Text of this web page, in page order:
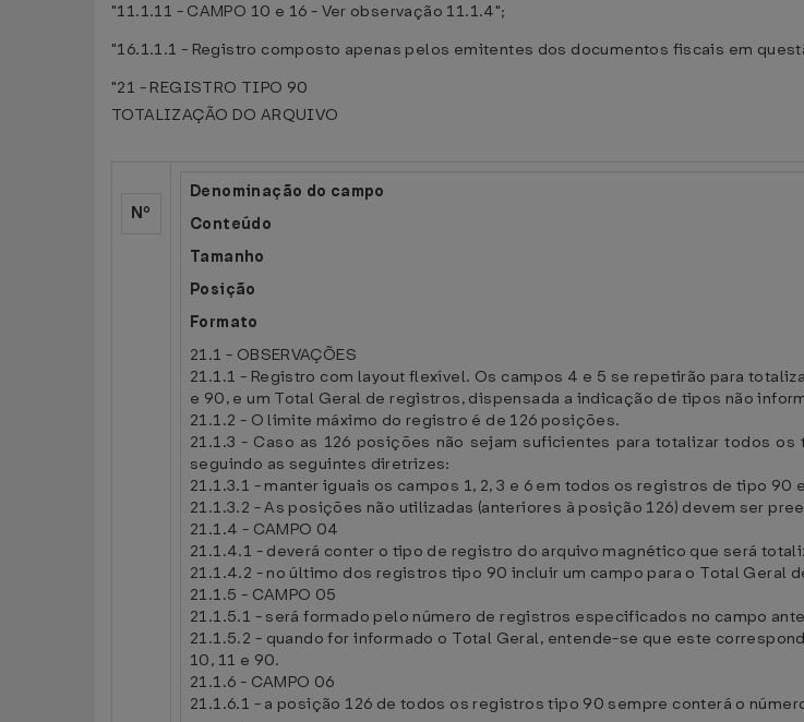
"11.1.11 - CAMPO 10 e 16 - Ver observação 11.1.4";
"16.1.1.1 - Registro composto apenas pelos emitentes dos documentos fiscais em
"21 - REGISTRO TIPO 90
TOTALIZAÇÃO DO ARQUIVO
Nº
Denominação do campo
Conteúdo
Tamanho
Posição
Formato
21.1 - OBSERVAÇÕES
21.1.1 - Registro com layout flexível. Os campos 4 e 5 se repetirão para
e 90, e um Total Geral de registros, dispensada a indicação de tipos não
21.1.2 - O limite máximo do registro é de 126 posições.
21.1.3 - Caso as 126 posições não sejam suficientes para totalizar todos
seguindo as seguintes diretrizes:
21.1.3.1 - manter iguais os campos 1, 2, 3 e 6 em todos os registros de tipo 90
21.1.3.2 - As posições não utilizadas (anteriores à posição 126) devem ser
21.1.4 - CAMPO 04
21.1.4.1 - deverá conter o tipo de registro do arquivo magnético que será
21.1.4.2 - no último dos registros tipo 90 incluir um campo para o Total Geral
21.1.5 - CAMPO 05
21.1.5.1 - será formado pelo número de registros especificados no campo
21.1.5.2 - quando for informado o Total Geral, entende-se que este
10, 11 e 90.
21.1.6 - CAMPO 06
21.1.6.1 - a posição 126 de todos os registros tipo 90 sempre conterá o